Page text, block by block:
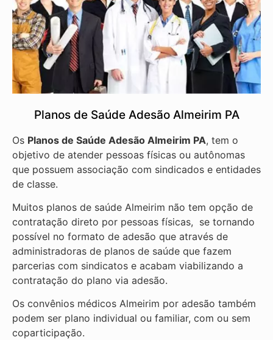
Planos de Saúde Adesão Almeirim PA
Os Planos de Saúde Adesão Almeirim PA, tem o
objetivo de atender pessoas físicas ou autônomas
que possuem associação com sindicados e entidades
de classe.
Muitos planos de saúde Almeirim não tem opção de
contratação direto por pessoas físicas, se tornando
possível no formato de adesão que através de
administradoras de planos de saúde que fazem
parcerias com sindicatos e acabam viabilizando a
contratação do plano via adesão.
Os convênios médicos Almeirim por adesão também
podem ser plano individual ou familiar, com ou sem
coparticipação.